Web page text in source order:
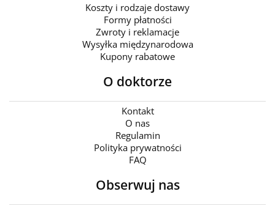
Koszty i rodzaje dostawy
Formy płatności
Zwroty i reklamacje
Wysyłka międzynarodowa
Kupony rabatowe
O doktorze
Kontakt
O nas
Regulamin
Polityka prywatności
FAQ
Obserwuj nas